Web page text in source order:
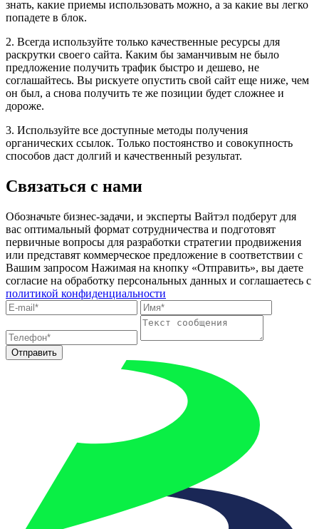
знать, какие приемы использовать можно, а за какие вы легко
попадете в блок.
2. Всегда используйте только качественные ресурсы для
раскрутки своего сайта. Каким бы заманчивым не было
предложение получить трафик быстро и дешево, не
соглашайтесь. Вы рискуете опустить свой сайт еще ниже, чем
он был, а снова получить те же позиции будет сложнее и
дороже.
3. Используйте все доступные методы получения
органических ссылок. Только постоянство и совокупность
способов даст долгий и качественный результат.
Связаться с нами
Обозначьте бизнес-задачи, и эксперты Вайтэл подберут для
вас оптимальный формат сотрудничества и подготовят
первичные вопросы для разработки стратегии продвижения
или представят коммерческое предложение в соответствии с
Вашим запросом Нажимая на кнопку «Отправить», вы даете
согласие на обработку персональных данных и соглашаетесь c
политикой конфиденциальности
Отправить